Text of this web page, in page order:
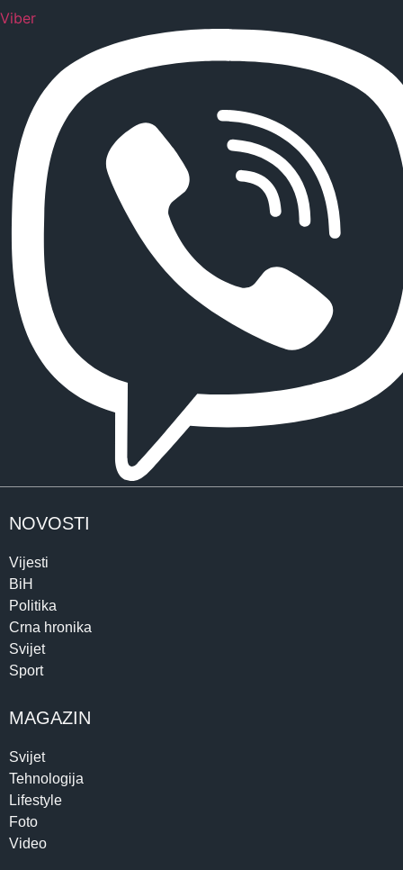
Viber
NOVOSTI
Vijesti
BiH
Politika
Crna hronika
Svijet
Sport
MAGAZIN
Svijet
Tehnologija
Lifestyle
Foto
Video